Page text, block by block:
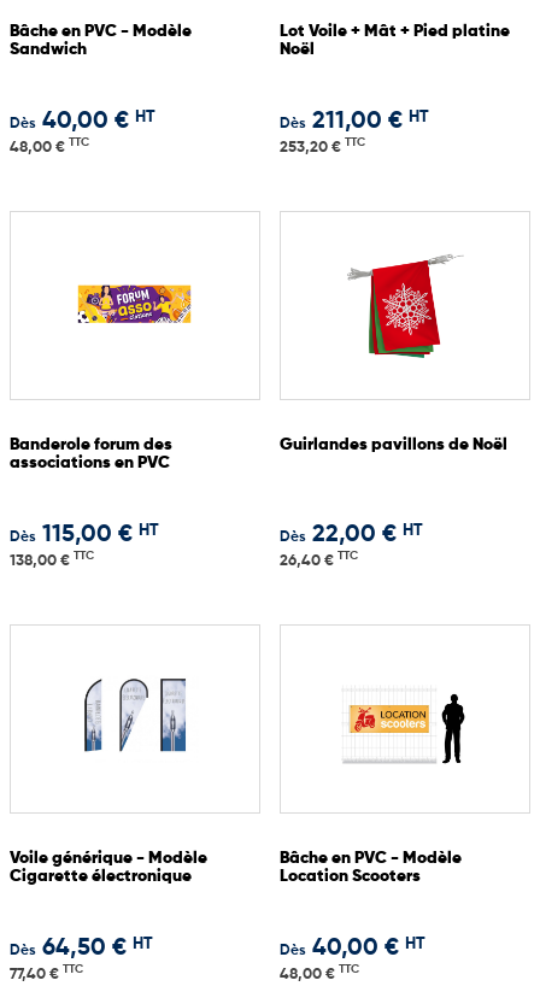
Bâche en PVC - Modèle
Sandwich
Dès 40,00 € HT
48,00 € TTC
Lot Voile + Mât + Pied platine
Noël
Dès 211,00 € HT
253,20 € TTC
Banderole forum des
associations en PVC
Dès 115,00 € HT
138,00 € TTC
Guirlandes pavillons de Noël
Dès 22,00 € HT
26,40 € TTC
Voile générique - Modèle
Cigarette électronique
Dès 64,50 € HT
77,40 € TTC
Bâche en PVC - Modèle
Location Scooters
Dès 40,00 € HT
48,00 € TTC